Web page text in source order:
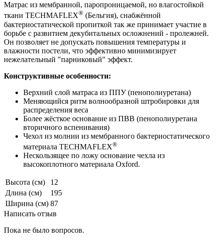
Матрас из мембранной, паропроницаемой, но влагостойкой
ткани TECHMAFLEX® (Бельгия), снабжённой
бактериостатической пропиткой так же принимает участие в
борьбе с развитием декубитальных осложнений - пролежней.
Он позволяет не допускать повышения температуры и
влажности постели, что эффективно минимизирует
нежелательный "парниковый" эффект.
Конструктивные особенности:
Верхний слой матраса из ППУ (пенополиуретана)
Меняющийся ритм волнообразной штробировки для
распределения веса
Более жёсткое основание из ПВВ (пенополиуретана
вторичного вспенивания)
Чехол из молнии из мембранного бактериостатического
материала TECHMAFLEX®
Нескользящее по ложу основание чехла из
высокоплотного материала Oxford.
Высота (см)
12
Длина (см)
195
Ширина (см) 87
Написать отзыв
Пока не было вопросов.